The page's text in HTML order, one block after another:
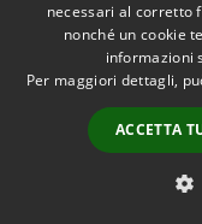
Prenotazione
Segnalazione
necessari al corretto
nonché un cookie
informazioni
Per maggiori dettagli,
ACCETTA